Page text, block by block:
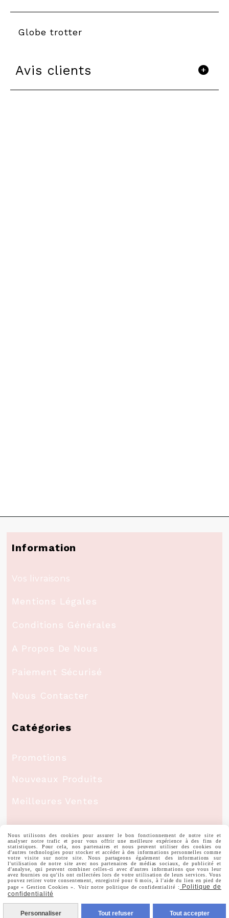
Globe trotter
Avis clients
Information
Vos livraisons
Mentions Légales
Conditions Générales
A Propos De Nous
Paiement Sécurisé
Nous Contacter
Catégories
Promotions
Nouveaux Produits
Meilleures Ventes
Mon Compte
Informations Personnelles
Commandes
Nous utilisons des cookies pour assurer le bon fonctionnement de notre site et
analyser notre trafic et pour vous offrir une meilleure expérience à des fins de
statistiques. Pour cela, nos partenaires et nous peuvent utiliser des cookies ou
d'autres technologies pour stocker et accéder à des informations personnelles comme
votre visite sur notre site. Nous partageons également des informations sur
l'utilisation de notre site avec nos partenaires de médias sociaux, de publicité et
d'analyse, qui peuvent combiner celles-ci avec d'autres informations que vous leur
avez fournies ou qu'ils ont collectées lors de votre utilisation de leurs services. Vous
pouvez retirer votre consentement, enregistré pour 6 mois, à l'aide du lien en pied de
page « Gestion Cookies ». Voir notre politique de confidentialité :
Politique de
confidentialité
Personnaliser Tout refuser Tout accepter